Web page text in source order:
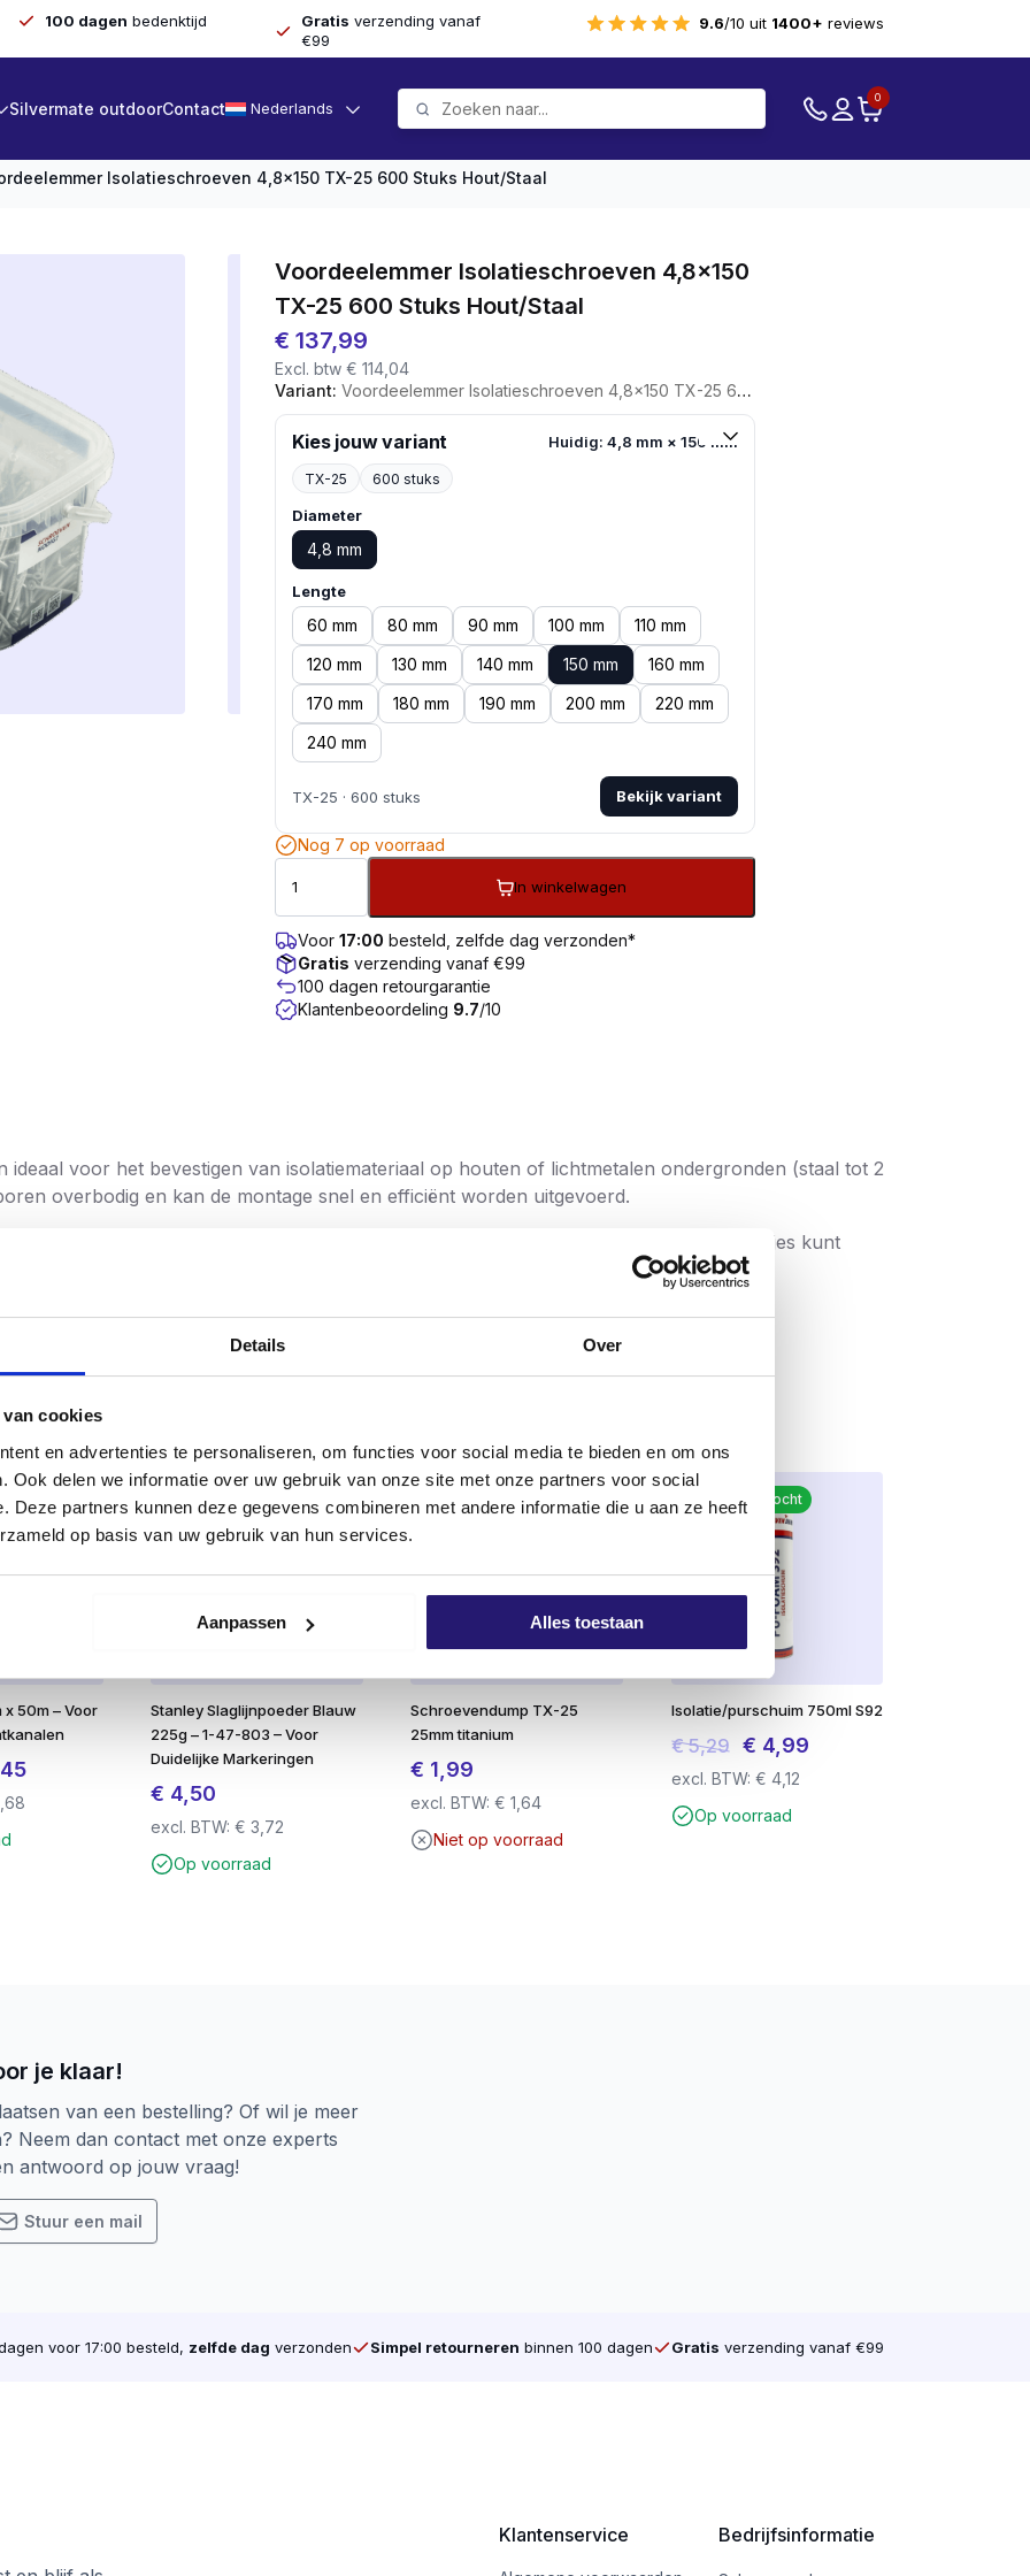
Details Over
cookies
en advertenties te personaliseren, om functies voor social media te bieden en om ons
Ook delen we informatie over uw gebruik van onze site met onze partners voor social
Deze partners kunnen deze gegevens combineren met andere informatie die u aan ze heeft
op basis van uw gebruik van hun services.
Aanpassen Alles toestaan
100 dagen bedenktijd Gratis verzending vanaf
€99
9.6/10 uit 1400+ reviews
Silvermate outdoorContact Nederlands
0
Isolatieschroeven 4,8×150 TX-25 600 Stuks Hout/staal
Voordeelemmer Isolatieschroeven 4,8×150
TX-25 600 Stuks Hout/staal
€ 137,99
Excl. btw € 114,04
Variant: Voordeelemmer Isolatieschroeven 4,8x150 TX-25 600 Stuks Hout/staal
Kies jouw variant Huidig: 4,8 mm × 150 mm
TX-25 600 stuks
Diameter
4,8 mm
Lengte
60 mm 80 mm 90 mm 100 mm
110 mm
120 mm
130 mm 140 mm 150 mm
160 mm
170 mm
180 mm 190 mm 200 mm
220 mm
240 mm
TX-25 · 600 stuks Bekijk variant
Nog 7 op voorraad
In winkelwagen
Voor 17:00 besteld, zelfde dag verzonden*
Gratis verzending vanaf €99
100 dagen retourgarantie
Klantenbeoordeling 9.7/10
ideaal voor het bevestigen van isolatiemateriaal op houten of lichtmetalen ondergronden (staal tot 2
overbodig en kan de montage snel en efficiënt worden uitgevoerd.
, zodat je ze handig kunt meenemen en op de bouwplaats netjes kunt
25 bitjes
dik
25 bitjes
25 wordt meegeleverd)
55,0 mm – 100,0 mm
x 50m – Voor
Huidige
Stanley Slaglijnpoeder Blauw
225g – 1-47-803 – Voor
Duidelijke Markeringen
€ 4,50
excl. BTW:€ 3,72
Op voorraad
Schroevendump TX-25
25mm titanium
€ 1,99
excl. BTW:€ 1,64
Niet op voorraad
Meest verkocht
Isolatie/purschuim 750ml S92
€5,29 Oorspronkelijke
prijs
was:
€ 4,99Huidige
excl. BTW: € 4,12
Op voorraad
je klaar!
van een bestelling? Of wil je meer
Neem dan contact met onze experts
antwoord op jouw vraag!
Stuur een mail
voor 17:00 besteld, zelfde dag verzonden Simpel retourneren binnen 100 dagen Gratis verzending vanaf €99
Klantenservice Bedrijfsinformatie